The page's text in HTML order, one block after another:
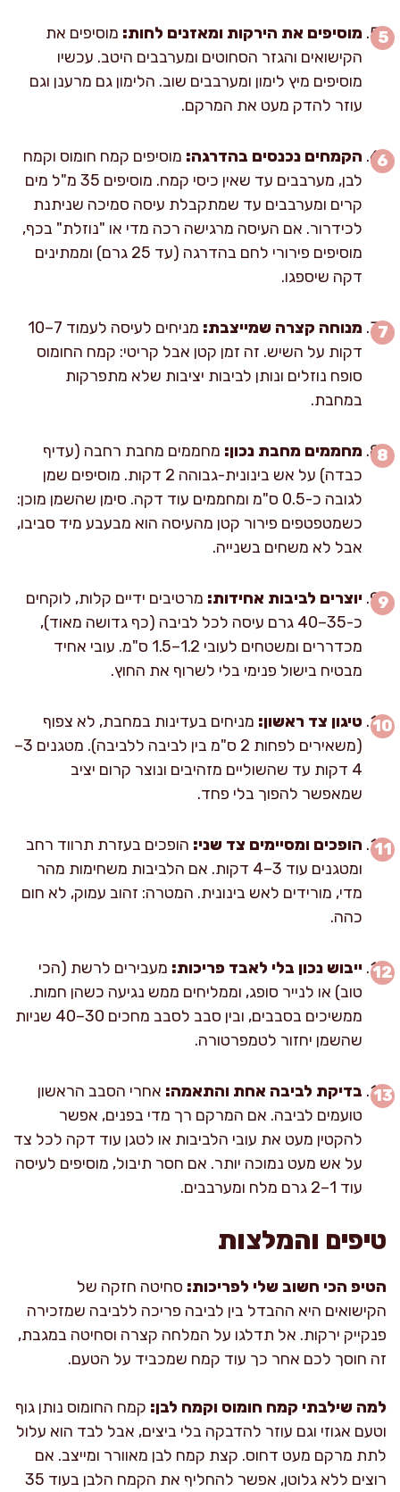
מוסיפים את הירקות ומאזנים לחות: מוסיפים את
הקישואים והגזר הסחוטים ומערבבים היטב. עכשיו
מוסיפים מיץ לימון ומערבבים שוב. הלימון גם מרענן וגם
עוזר להדק מעט את המרקם.
הקמחים נכנסים בהדרגה: מוסיפים קמח חומוס וקמח
לבן, מערבבים עד שאין כיסי קמח. מוסיפים 35 מ"ל מים
קרים ומערבבים עד שמתקבלת עיסה סמיכה שניתנת
לכידרור. אם העיסה מרגישה רכה מדי או "נוזלת" בכף,
מוסיפים פירורי לחם בהדרגה (עד 25 גרם) וממתינים
דקה שיספגו.
מנוחה קצרה שמייצבת:
מניחים לעיסה לעמוד 7–10
דקות על השיש. זה זמן קטן אבל קריטי: קמח החומוס
סופח נוזלים ונותן לביבות יציבות שלא מתפרקות
במחבת.
מחממים מחבת נכון: מחממים מחבת רחבה (עדיף
כבדה) על אש בינונית-גבוהה 2 דקות. מוסיפים שמן
לגובה כ-0.5 ס"מ ומחממים עוד דקה. סימן שהשמן מוכן:
כשמטפטפים פירור קטן מהעיסה הוא מבעבע מיד סביבו,
אבל לא משחים בשנייה.
יוצרים לביבות אחידות: מרטיבים ידיים קלות, לוקחים
כ-35–40 גרם עיסה לכל לביבה (כף גדושה מאוד),
מכדררים ומשטחים לעובי 1.2–1.5 ס"מ. עובי אחיד
מבטיח בישול פנימי בלי לשרוף את החוץ.
טיגון צד ראשון: מניחים בעדינות במחבת, לא צפוף
(משאירים לפחות 2 ס"מ בין לביבה ללביבה). מטגנים 3–
4 דקות עד שהשוליים מזהיבים ונוצר קרום יציב
שמאפשר להפוך בלי פחד.
הופכים ומסיימים צד שני: הופכים בעזרת תרווד רחב
ומטגנים עוד 3–4 דקות. אם הלביבות משחימות מהר
מדי, מורידים לאש בינונית. המטרה: זהוב עמוק, לא חום
כהה.
ייבוש נכון בלי לאבד פריכות: מעבירים לרשת (הכי
טוב) או לנייר סופג, וממליחים ממש נגיעה כשהן חמות.
ממשיכים בסבבים, ובין סבב לסבב מחכים 30–40 שניות
שהשמן יחזור לטמפרטורה.
בדיקת לביבה אחת והתאמה: אחרי הסבב הראשון
טועמים לביבה. אם המרקם רך מדי בפנים, אפשר
להקטין מעט את עובי הלביבות או לטגן עוד דקה לכל צד
על אש מעט נמוכה יותר. אם חסר תיבול, מוסיפים לעיסה
עוד 1–2 גרם מלח ומערבבים.
טיפים והמלצות
הטיפ הכי חשוב שלי לפריכות: סחיטה חזקה של
הקישואים היא ההבדל בין לביבה פריכה ללביבה שמזכירה
פנקייק ירקות. אל תדלגו על המלחה קצרה וסחיטה במגבת,
זה חוסך לכם אחר כך עוד קמח שמכביד על הטעם.
למה שילבתי קמח חומוס וקמח לבן: קמח החומוס נותן גוף
וטעם אגוזי וגם עוזר להדבקה בלי ביצים, אבל לבד הוא עלול
לתת מרקם מעט דחוס. קצת קמח לבן מאוורר ומייצב. אם
רוצים ללא גלוטן, אפשר להחליף את הקמח הלבן בעוד 35